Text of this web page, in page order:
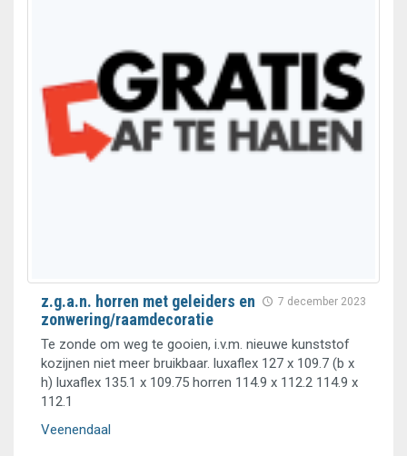
7 december 2023
z.g.a.n. horren met geleiders en
zonwering/raamdecoratie
Te zonde om weg te gooien, i.v.m. nieuwe kunststof
kozijnen niet meer bruikbaar. luxaflex 127 x 109.7 (b x
h) luxaflex 135.1 x 109.75 horren 114.9 x 112.2 114.9 x
112.1
Veenendaal